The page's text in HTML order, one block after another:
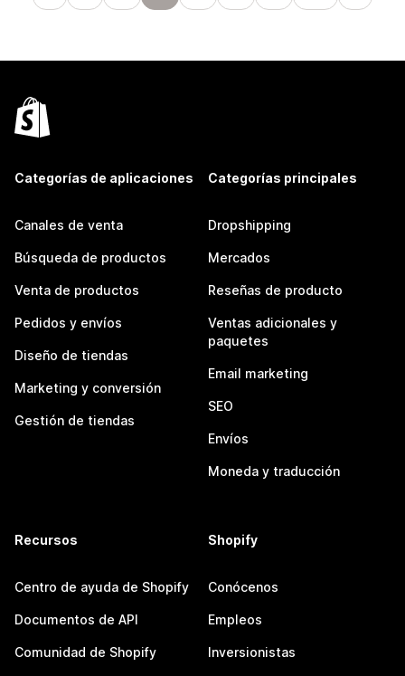
Categorías de aplicaciones
Canales de venta
Búsqueda de productos
Venta de productos
Pedidos y envíos
Diseño de tiendas
Marketing y conversión
Gestión de tiendas
Categorías principales
Dropshipping
Mercados
Reseñas de producto
Ventas adicionales y
paquetes
Email marketing
SEO
Envíos
Moneda y traducción
Recursos
Centro de ayuda de Shopify
Documentos de API
Comunidad de Shopify
Shopify
Conócenos
Empleos
Inversionistas